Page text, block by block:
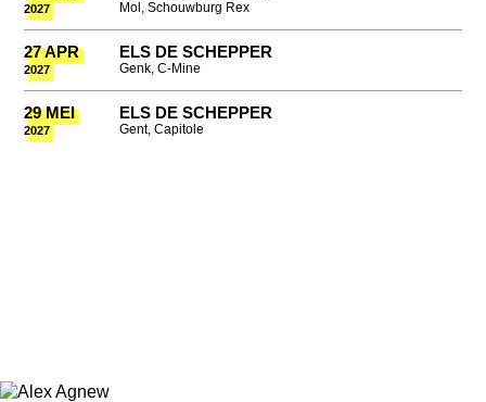
2027 Mol, Schouwburg Rex
27 APR
2027
ELS DE SCHEPPER
Genk, C-Mine
29 MEI
2027
ELS DE SCHEPPER
Gent, Capitole